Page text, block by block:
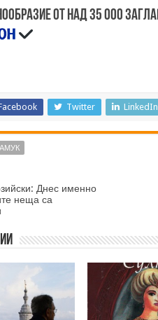
от над 35 000
Twitter LinkedIn
Днес именно
неща са